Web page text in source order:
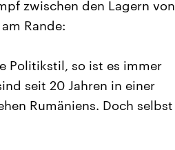
zwischen den Lagern von
Rande:
Politikstil, so ist es immer
seit 20 Jahren in einer
Rumäniens. Doch selbst